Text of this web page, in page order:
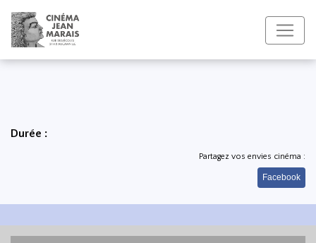
Durée :
Partagez vos envies cinéma :
Facebook